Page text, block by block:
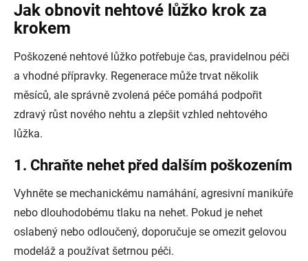
Jak obnovit nehtové lůžko krok za
krokem
Poškozené nehtové lůžko potřebuje čas, pravidelnou péči
a vhodné přípravky. Regenerace může trvat několik
měsíců, ale správně zvolená péče pomáhá podpořit
zdravý růst nového nehtu a zlepšit vzhled nehtového
lůžka.
1. Chraňte nehet před dalším poškozením
Vyhněte se mechanickému namáhání, agresivní manikúře
nebo dlouhodobému tlaku na nehet. Pokud je nehet
oslabený nebo odloučený, doporučuje se omezit gelovou
modeláž a používat šetrnou péči.